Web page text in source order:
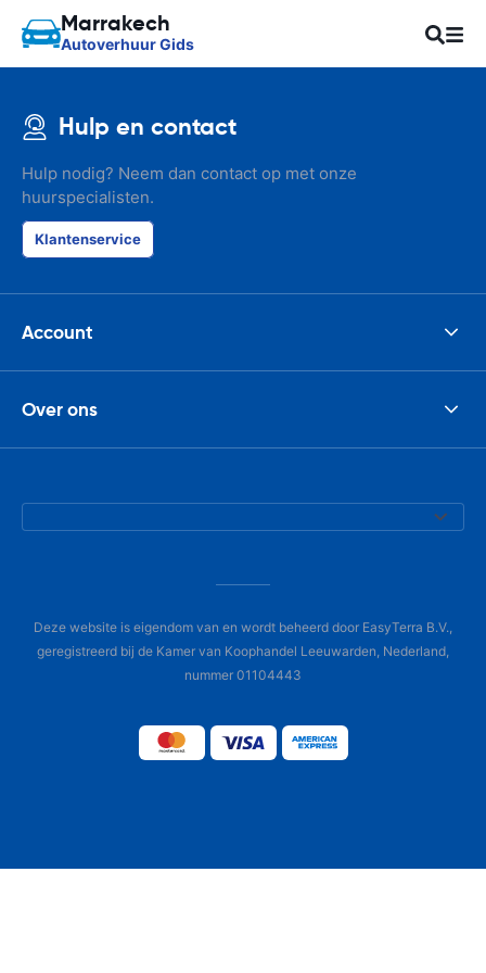
Marrakech
Autoverhuur Gids
Hulp en contact
Hulp nodig? Neem dan contact op met onze
huurspecialisten.
Klantenservice
Account
Over ons
Deze website is eigendom van en wordt beheerd door EasyTerra B.V.,
geregistreerd bij de Kamer van Koophandel Leeuwarden, Nederland,
nummer 01104443